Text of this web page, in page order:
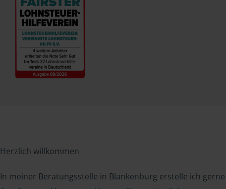
Herzlich willkommen
In meiner Beratungsstelle in Blankenburg erstelle ich gerne